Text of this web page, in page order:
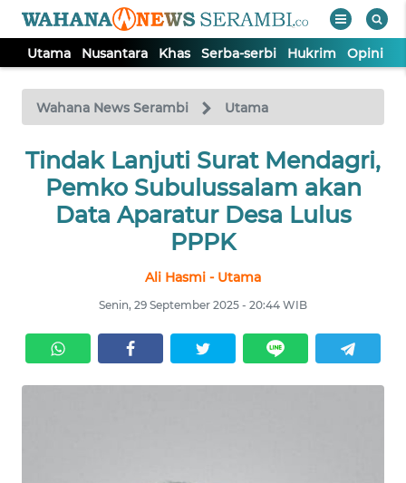
Utama Nusantara Khas Serba-serbi Hukrim Opini
Wahana News Serambi Utama
Tindak Lanjuti Surat Mendagri,
Pemko Subulussalam akan
Data Aparatur Desa Lulus
PPPK
Ali Hasmi - Utama
Senin, 29 September 2025 - 20:44 WIB
TV
Tutup
UTAMA
NUSANTARA
SERBI
HUKRIM